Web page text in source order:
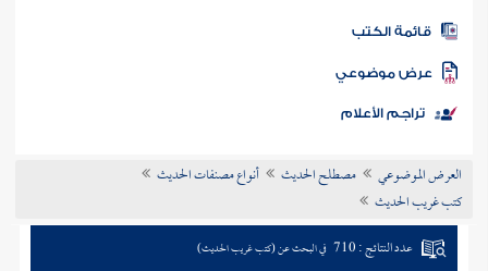
المكتبة
الكتب
موضوعي
تراجم الأعلام
العرض الموضوعي مصطلح الحديث
أنواع مصنفات الحديث
كتب غريب الحديث
عدد النتائج : 710 في البحث عن (كتب غريب الحديث)